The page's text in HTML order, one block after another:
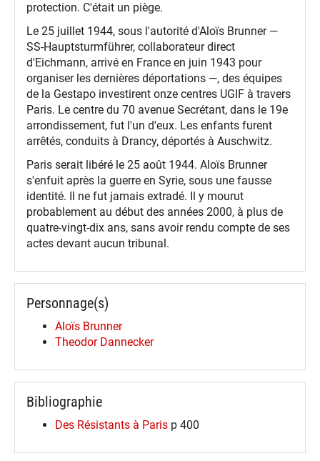
protection. C'était un piège.
Le 25 juillet 1944, sous l'autorité d'Aloïs Brunner —
SS-Hauptsturmführer, collaborateur direct
d'Eichmann, arrivé en France en juin 1943 pour
organiser les dernières déportations —, des équipes
de la Gestapo investirent onze centres UGIF à travers
Paris. Le centre du 70 avenue Secrétant, dans le 19e
arrondissement, fut l'un d'eux. Les enfants furent
arrêtés, conduits à Drancy, déportés à Auschwitz.
Paris serait libéré le 25 août 1944. Aloïs Brunner
s'enfuit après la guerre en Syrie, sous une fausse
identité. Il ne fut jamais extradé. Il y mourut
probablement au début des années 2000, à plus de
quatre-vingt-dix ans, sans avoir rendu compte de ses
actes devant aucun tribunal.
Personnage(s)
Aloïs Brunner
Theodor Dannecker
Bibliographie
Des Résistants à Paris p 400